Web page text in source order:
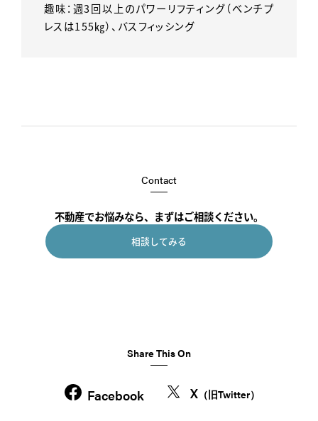
趣味：週3回以上のパワーリフティング（ベンチプ
レスは155㎏）、バスフィッシング
Contact
不動産でお悩みなら、まずはご相談ください。
相談してみる
Share This On
Facebook X （旧Twitter）